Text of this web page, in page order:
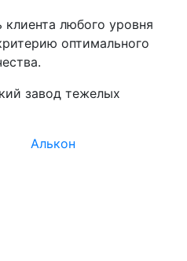
любого уровня
оптимального
завод тежелых
Алькон